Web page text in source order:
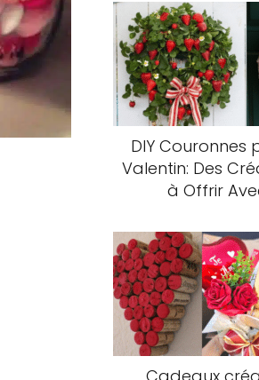
DIY Couronnes
Valentin: Des
à Offrir